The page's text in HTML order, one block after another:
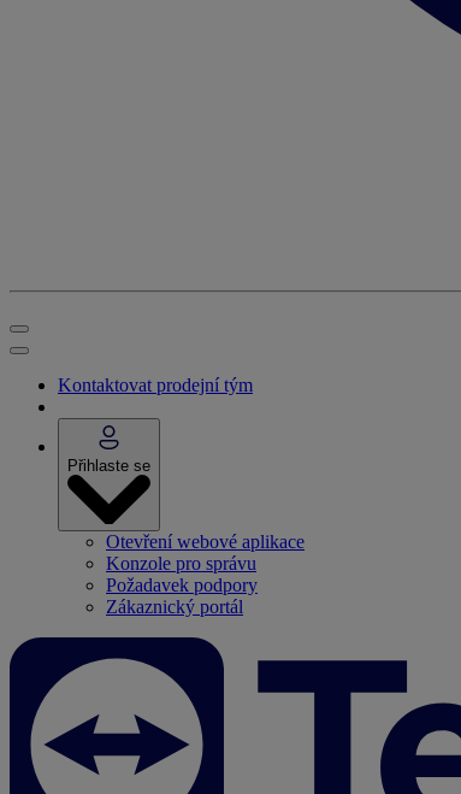
Kontaktovat prodejní tým
Přihlaste se
Otevření webové aplikace
Konzole pro správu
Požadavek podpory
Zákaznický portál